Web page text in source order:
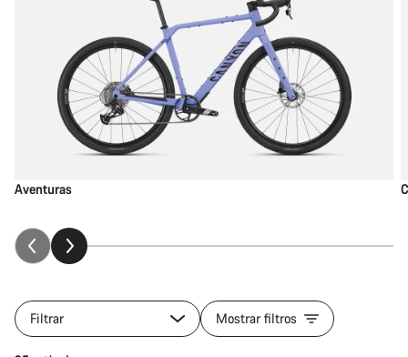
Aventuras
Filtrar Mostrar filtros